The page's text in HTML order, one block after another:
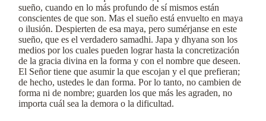
sueño, cuando en lo más profundo de sí mismos están
conscientes de que son. Mas el sueño está envuelto en maya
o ilusión. Despierten de esa maya, pero sumérjanse en este
sueño, que es el verdadero samadhi. Japa y dhyana son los
medios por los cuales pueden lograr hasta la concretización
de la gracia divina en la forma y con el nombre que deseen.
El Señor tiene que asumir la que escojan y el que prefieran;
de hecho, ustedes le dan forma. Por lo tanto, no cambien de
forma ni de nombre; guarden los que más les agraden, no
importa cuál sea la demora o la dificultad.